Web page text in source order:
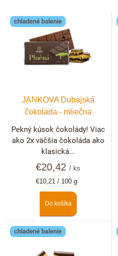
pV chladené balenie
JANKOVA Dubajská
čokoláda - mliečna
€20,42/ ks
Jednotková
€10,21 / 100 g
Do košíka
Pekný kúsok čokolády! Viac
ako 2x väčšia čokoláda ako
klasická...
chladené balenie